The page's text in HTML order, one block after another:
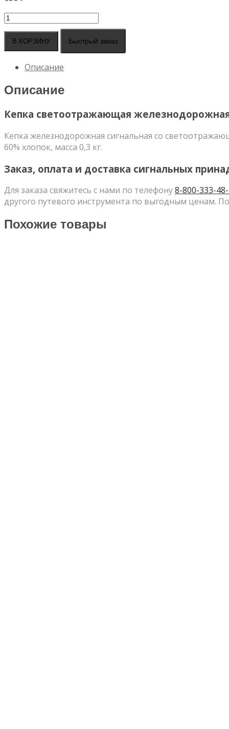
Количество
Кепка
железнодорожная
В КОРЗИНУ Быстрый заказ
Описание
Описание
Кепка светоотражающая
Кепка железнодорожная сигнальная со
60% хлопок, масса 0,3 кг.
Заказ, оплата и доставка сигнальных
Для заказа свяжитесь с нами по телефону8-800-333-
другого путевого инструмента по выгодным ценам.
Похожие товары